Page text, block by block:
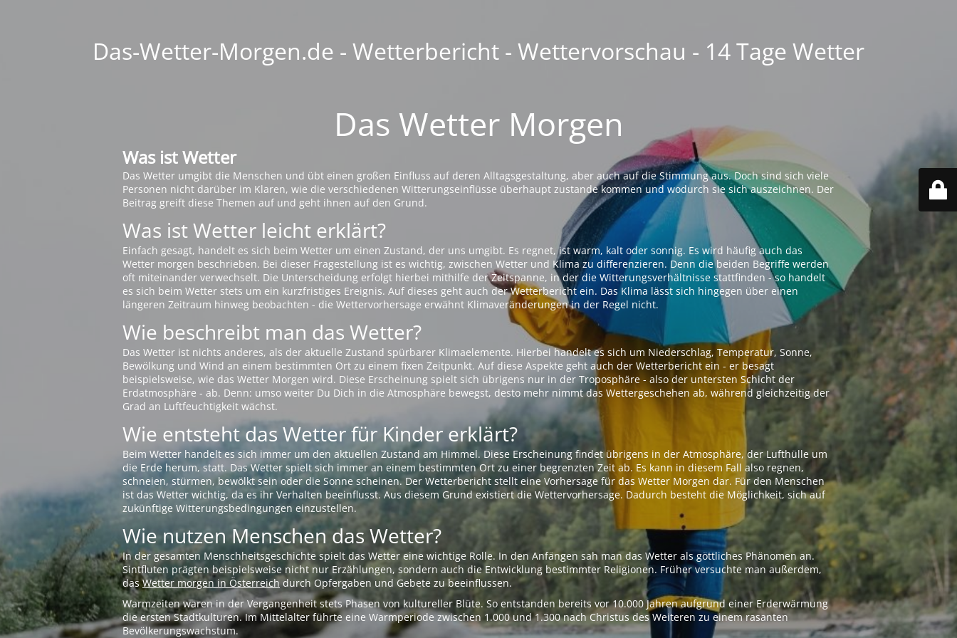
Das-Wetter-Morgen.de - Wetterbericht - Wettervorschau - 14 Tage Wetter
Das Wetter Morgen
Was ist Wetter
Das Wetter umgibt die Menschen und übt einen großen Einfluss auf deren Alltagsgestaltung, aber auch auf die Stimmung aus. Doch sind sich viele
Personen nicht darüber im Klaren, wie die verschiedenen Witterungseinflüsse überhaupt zustande kommen und wodurch sie sich auszeichnen. Der
Beitrag greift diese Themen auf und geht ihnen auf den Grund.
Was ist Wetter leicht erklärt?
Einfach gesagt, handelt es sich beim Wetter um einen Zustand, der uns umgibt. Es regnet, ist warm, kalt oder sonnig. Es wird häufig auch das
Wetter morgen beschrieben. Bei dieser Fragestellung ist es wichtig, zwischen Wetter und Klima zu differenzieren. Denn die beiden Begriffe werden
oft miteinander verwechselt. Die Unterscheidung erfolgt hierbei mithilfe der Zeitspanne, in der die Witterungsverhältnisse stattfinden - so handelt
es sich beim Wetter stets um ein kurzfristiges Ereignis. Auf dieses geht auch der Wetterbericht ein. Das Klima lässt sich hingegen über einen
längeren Zeitraum hinweg beobachten - die Wettervorhersage erwähnt Klimaveränderungen in der Regel nicht.
Wie beschreibt man das Wetter?
Das Wetter ist nichts anderes, als der aktuelle Zustand spürbarer Klimaelemente. Hierbei handelt es sich um Niederschlag, Temperatur, Sonne,
Bewölkung und Wind an einem bestimmten Ort zu einem fixen Zeitpunkt. Auf diese Aspekte geht auch der Wetterbericht ein - er besagt
beispielsweise, wie das Wetter Morgen wird. Diese Erscheinung spielt sich übrigens nur in der Troposphäre - also der untersten Schicht der
Erdatmosphäre - ab. Denn: umso weiter Du Dich in die Atmosphäre bewegst, desto mehr nimmt das Wettergeschehen ab, während gleichzeitig der
Grad an Luftfeuchtigkeit wächst.
Wie entsteht das Wetter für Kinder erklärt?
Beim Wetter handelt es sich immer um den aktuellen Zustand am Himmel. Diese Erscheinung findet übrigens in der Atmosphäre, der Lufthülle um
die Erde herum, statt. Das Wetter spielt sich immer an einem bestimmten Ort zu einer begrenzten Zeit ab. Es kann in diesem Fall also regnen,
schneien, stürmen, bewölkt sein oder die Sonne scheinen. Der Wetterbericht stellt eine Vorhersage für das Wetter Morgen dar. Für den Menschen
ist das Wetter wichtig, da es ihr Verhalten beeinflusst. Aus diesem Grund existiert die Wettervorhersage. Dadurch besteht die Möglichkeit, sich auf
zukünftige Witterungsbedingungen einzustellen.
Wie nutzen Menschen das Wetter?
In der gesamten Menschheitsgeschichte spielt das Wetter eine wichtige Rolle. In den Anfängen sah man das Wetter als göttliches Phänomen an.
Sintfluten prägten beispielsweise nicht nur Erzählungen, sondern auch die Entwicklung bestimmter Religionen. Früher versuchte man außerdem,
dasWetter morgen in Österreichdurch Opfergaben und Gebete zu beeinflussen.
Warmzeiten waren in der Vergangenheit stets Phasen von kultureller Blüte. So entstanden bereits vor 10.000 Jahren aufgrund einer Erderwärmung
die ersten Stadtkulturen. Im Mittelalter führte eine Warmperiode zwischen 1.000 und 1.300 nach Christus des Weiteren zu einem rasanten
Bevölkerungswachstum.